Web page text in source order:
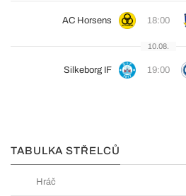
AC Horsens 18:00
10.08.
Silkeborg IF 19:00
TABULKA STŘELCŮ
Hráč